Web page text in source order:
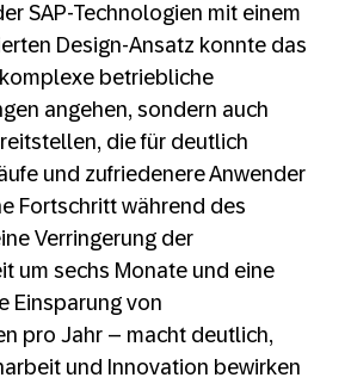
SAP-Technologien mit einem
Design-Ansatz konnte das
betriebliche
angehen, sondern auch
die für deutlich
und zufriedenere Anwender
Fortschritt während des
Verringerung der
um sechs Monate und eine
Einsparung von
pro Jahr – macht deutlich,
und Innovation bewirken